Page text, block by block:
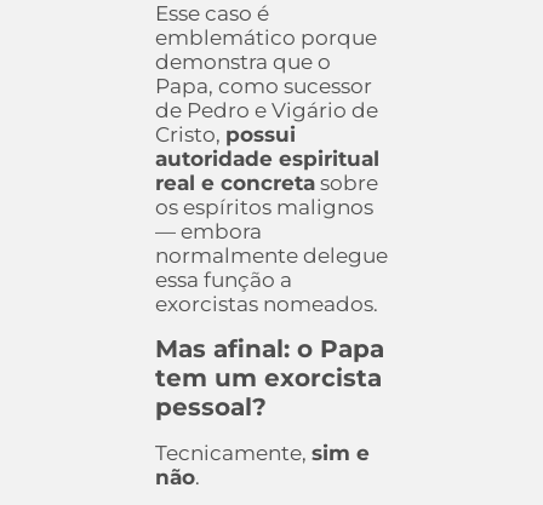
Esse caso é
emblemático porque
demonstra que o
Papa, como sucessor
de Pedro e Vigário de
Cristo, possui
autoridade espiritual
real e concretasobre
os espíritos malignos
— embora
normalmente delegue
essa função a
exorcistas nomeados.
Mas afinal: o Papa
tem um exorcista
pessoal?
Tecnicamente, sim e
não.